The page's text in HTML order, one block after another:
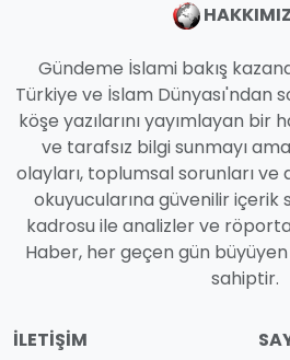
Gündeme İslami bakış
Türkiye ve İslam Dünyası'ndan
köşe yazılarını yayımlayan bir
ve tarafsız bilgi sunmayı
olayları, toplumsal sorunları ve
okuyucularına güvenilir içerik
kadrosu ile analizler ve
Haber, her geçen gün
sahiptir.
İLETIŞIM